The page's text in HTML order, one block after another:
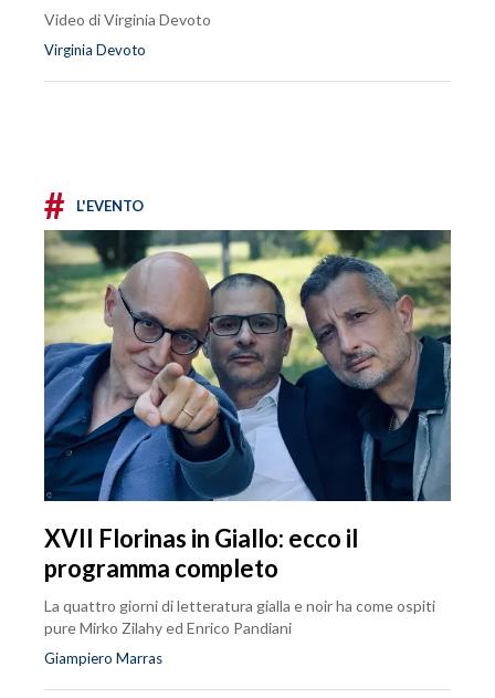
Video di Virginia Devoto
Virginia Devoto
# L'EVENTO
XVII Florinas in Giallo: ecco il
programma completo
La quattro giorni di letteratura gialla e noir ha come ospiti
pure Mirko Zilahy ed Enrico Pandiani
Giampiero Marras